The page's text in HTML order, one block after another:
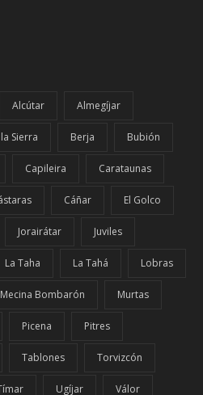
Alcútar Almegíjar
Sierra Berja Bubión
Capileira Carataunas
Cáñar El Golco
Jorairátar Juviles
La Taha La Tahá Lobras
Mecina Bombarón Murtas
Picena Pitres
Tablones Torvizcón
Ugíjar Válor